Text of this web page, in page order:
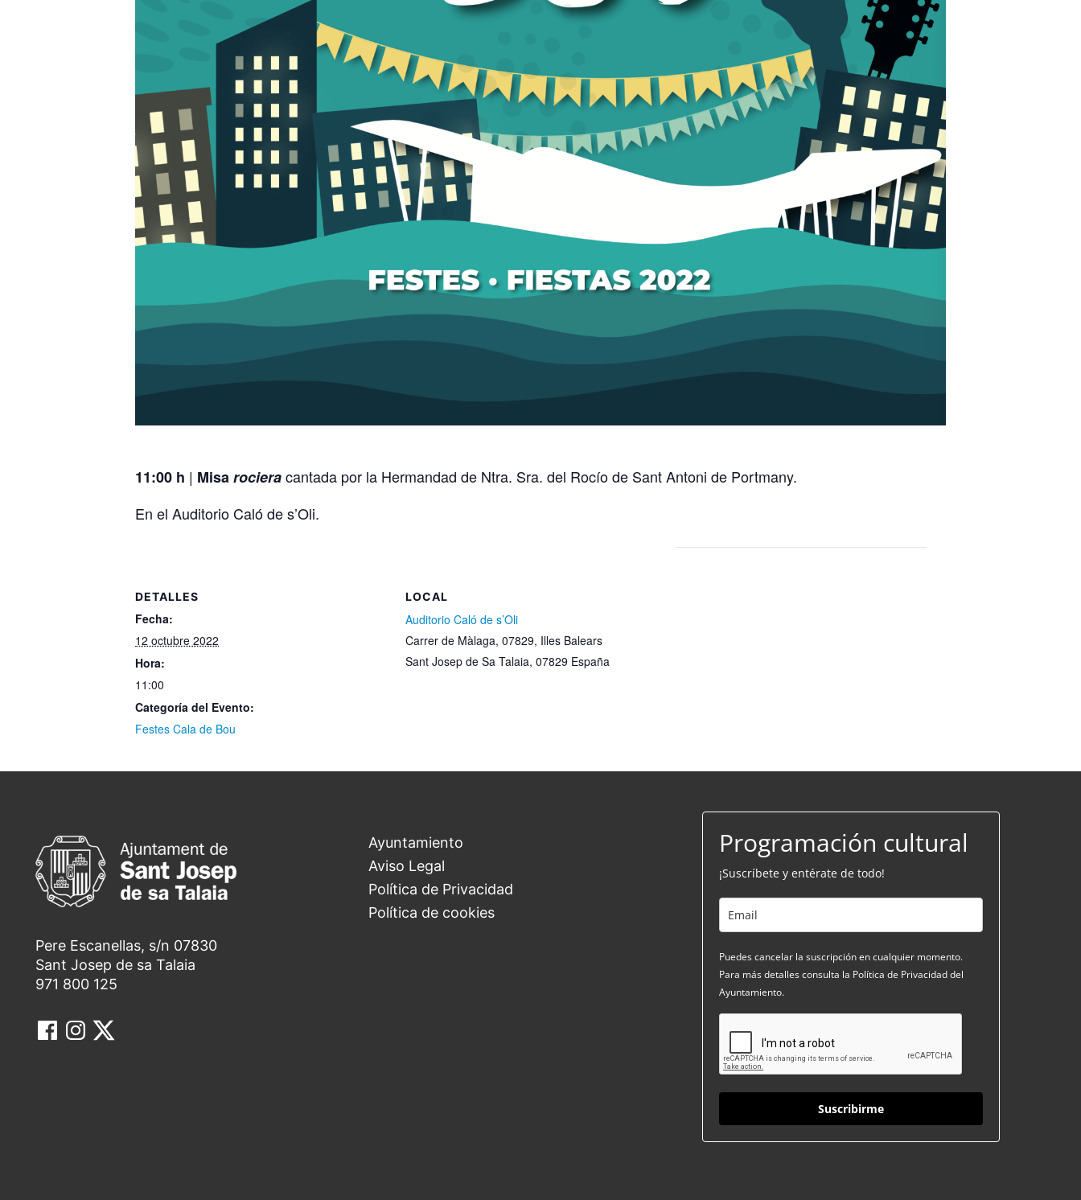
11:00 h | Misarocieracantada por la Hermandad de Ntra. Sra. del Rocío de Sant Antoni de Portmany.
En el Auditorio Caló de s’Oli.
DETALLES
Fecha:
12 octubre 2022
Hora:
11:00
Categoría del Evento:
Festes Cala de Bou
LOCAL
Auditorio Caló de s’Oli
Carrer de Màlaga, 07829, Illes Balears
Sant Josep de Sa Talaia, 07829 España
Pere Escanellas, s/n 07830
Sant Josep de sa Talaia
971 800 125
Ayuntamiento
Aviso Legal
Política de Privacidad
Política de cookies
Programación cultural
¡Suscríbete y entérate de todo!
Puedes cancelar la suscripción en cualquier momento.
Para más detalles consulta la Política de Privacidad del
Ayuntamiento.
Suscribirme